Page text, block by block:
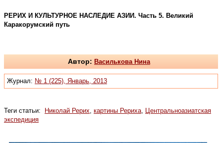
РЕРИХ И КУЛЬТУРНОЕ НАСЛЕДИЕ АЗИИ. Часть 5. Великий
Каракорумский путь
Автор: Василькова Нина
Журнал: № 1 (225), Январь, 2013
Теги статьи: Николай Рерих картины Рериха Центральноазиатская
экспедиция